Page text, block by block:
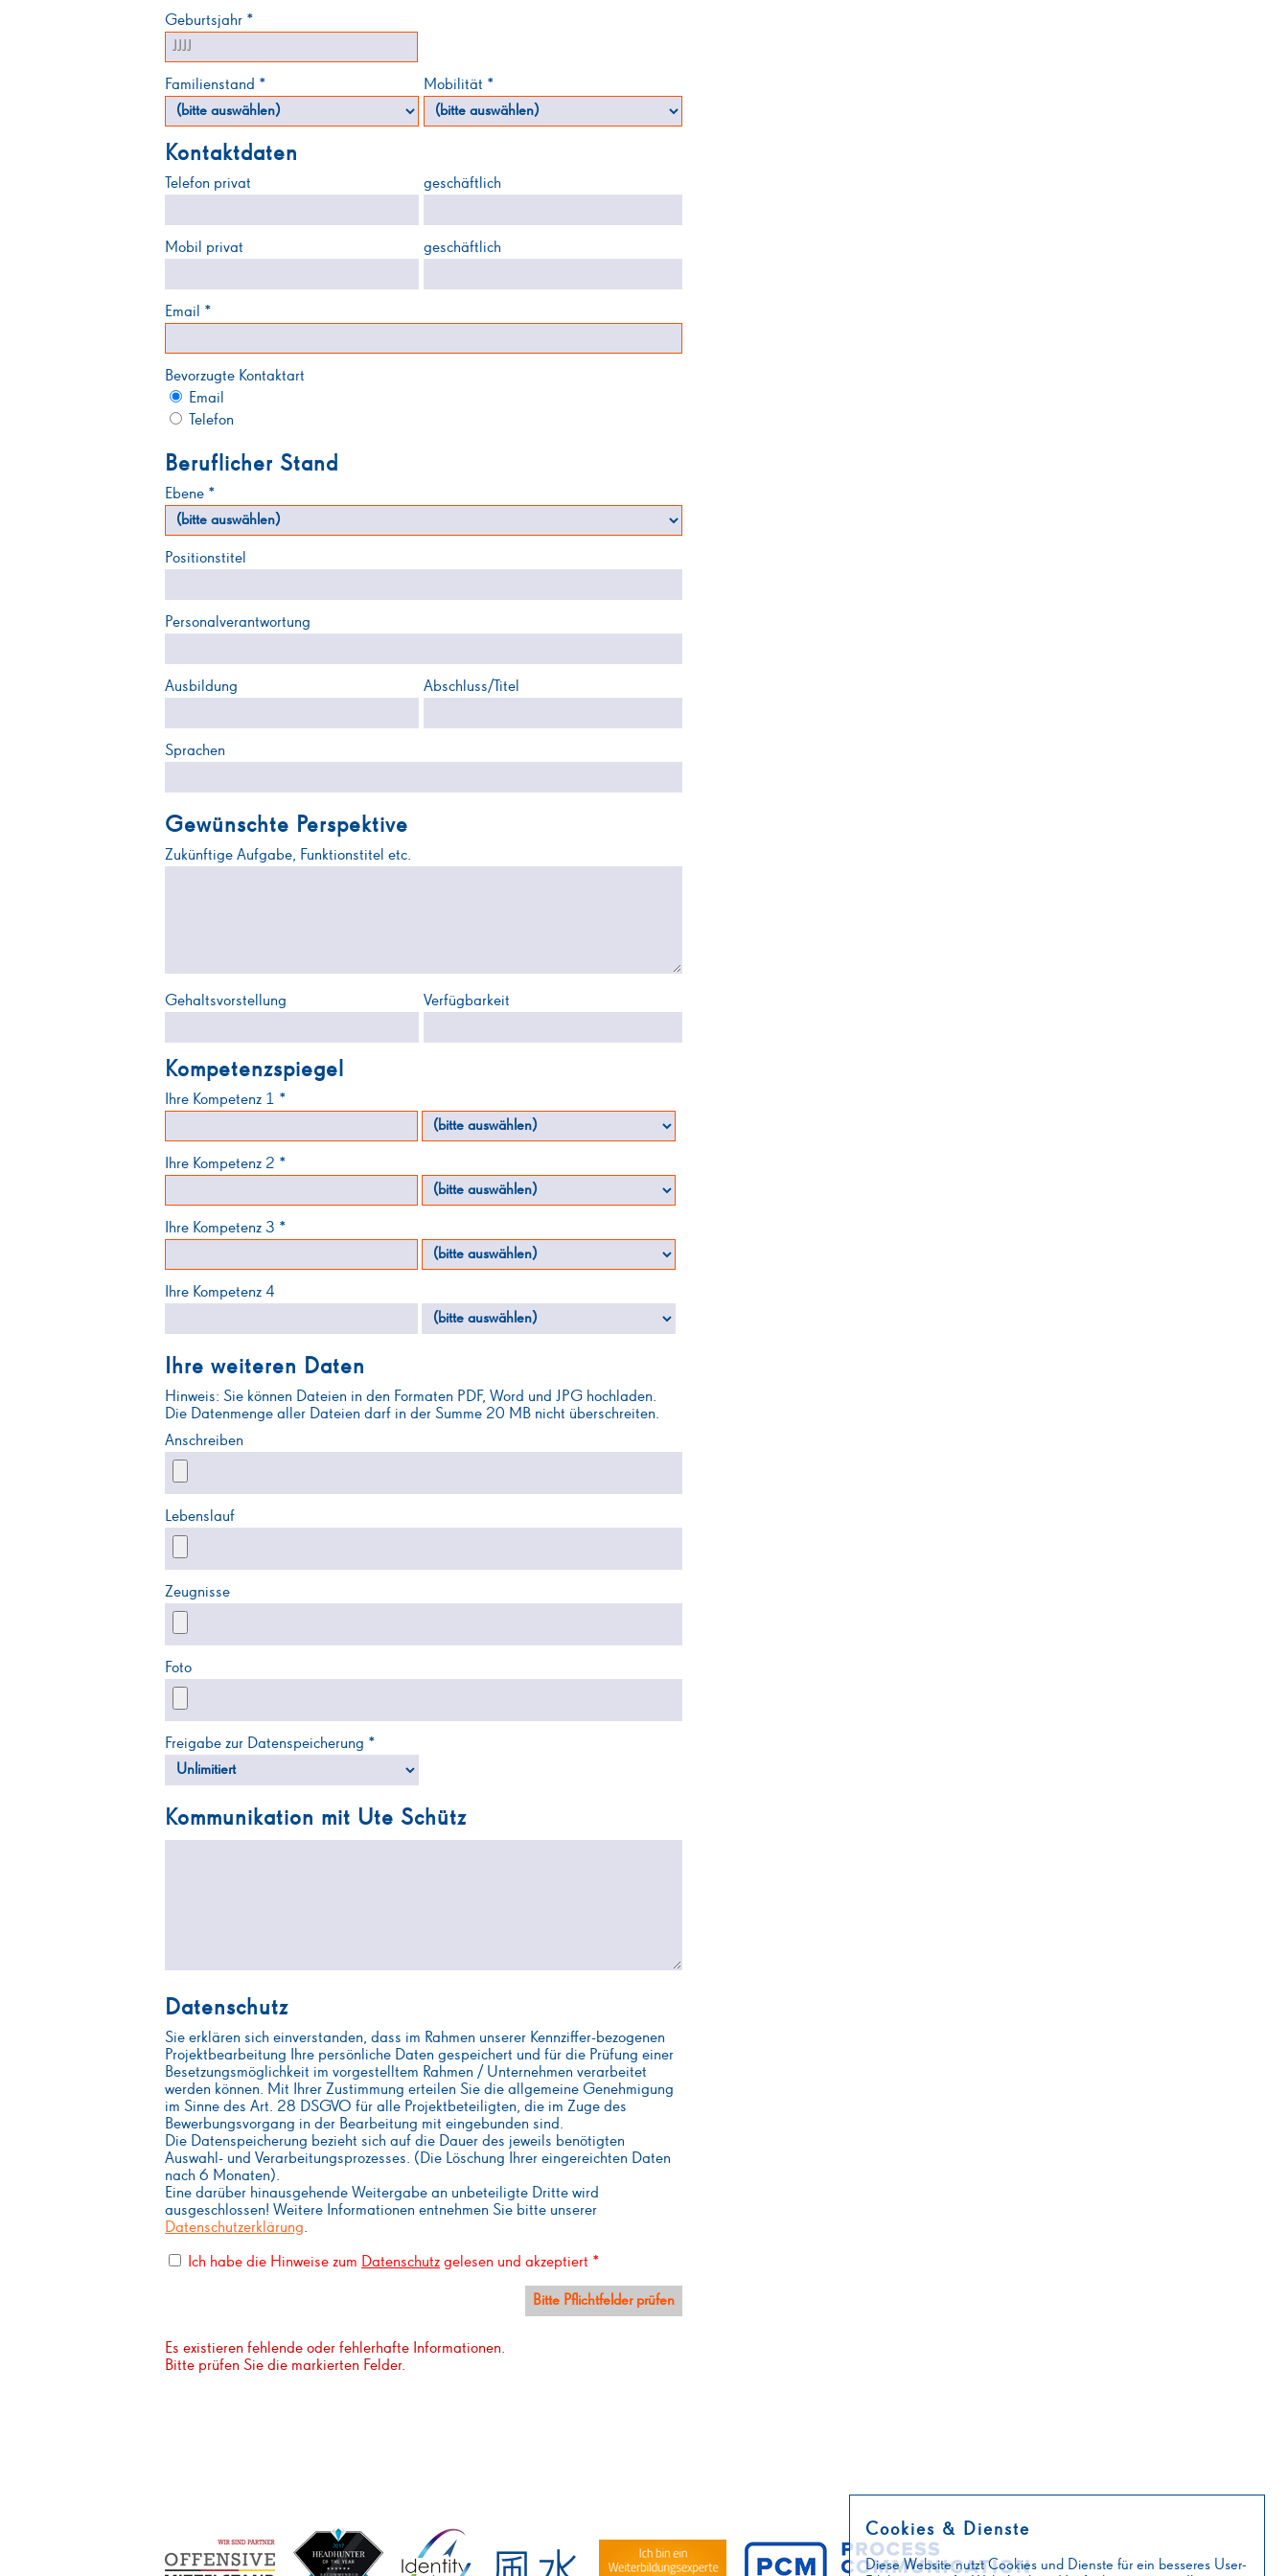
Geburtsjahr *
Familienstand * Mobilität *
Kontaktdaten
Telefon privat geschäftlich
Mobil privat geschäftlich
Email *
Bevorzugte Kontaktart
Email
Telefon
Beruflicher Stand
Ebene *
Positionstitel
Personalverantwortung
Ausbildung Abschluss/Titel
Sprachen
Gewünschte Perspektive
Zukünftige Aufgabe, Funktionstitel etc.
Gehaltsvorstellung Verfügbarkeit
Kompetenzspiegel
Ihre Kompetenz 1 *
Ihre Kompetenz 2 *
Ihre Kompetenz 3 *
Ihre Kompetenz 4
Ihre weiteren Daten
Hinweis: Sie können Dateien in den Formaten PDF, Word und JPG hochladen.
Die Datenmenge aller Dateien darf in der Summe 20 MB nicht überschreiten.
Anschreiben
Lebenslauf
Zeugnisse
Foto
Freigabe zur Datenspeicherung *
Kommunikation mit Ute Schütz
Datenschutz
Sie erklären sich einverstanden, dass im Rahmen unserer Kennziffer-bezogenen
Projektbearbeitung Ihre persönliche Daten gespeichert und für die Prüfung einer
Besetzungsmöglichkeit im vorgestelltem Rahmen / Unternehmen verarbeitet
werden können. Mit Ihrer Zustimmung erteilen Sie die allgemeine Genehmigung
im Sinne des Art. 28 DSGVO für alle Projektbeteiligten, die im Zuge des
Bewerbungsvorgang in der Bearbeitung mit eingebunden sind.
Die Datenspeicherung bezieht sich auf die Dauer des jeweils benötigten
Auswahl- und Verarbeitungsprozesses. (Die Löschung Ihrer eingereichten Daten
nach 6 Monaten).
Eine darüber hinausgehende Weitergabe an unbeteiligte Dritte wird
ausgeschlossen! Weitere Informationen entnehmen Sie bitte unserer
Datenschutzerklärung.
Ich habe die Hinweise zum Datenschutz gelesen und akzeptiert *
Es existieren fehlende oder fehlerhafte Informationen.
Bitte prüfen Sie die markierten Felder.
Cookies & Dienste
Diese Website nutzt Cookies und Dienste für ein besseres User-